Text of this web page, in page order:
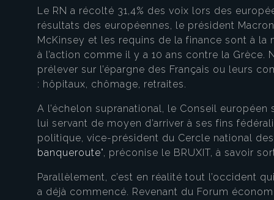
Le RN a récolté 31,4% des voix lors des
résultats des européennes, le président
McKinsey et les requins de la finance sont à la
à l’action comme il y a 10 ans contre la Grèce.
prélever sur l’épargne des Français ou leurs
: hôpitaux, chômage, retraites.
A l’échelon supranational, le Conseil
lui servant de moyen d’arriver à ses fins
politique, vice-président du Cercle national
banqueroute", préconise le BRUXIT, à savoir
Parallèlement, c’est en réalité tout l’occident
a déjà commencé. Revenant du Forum